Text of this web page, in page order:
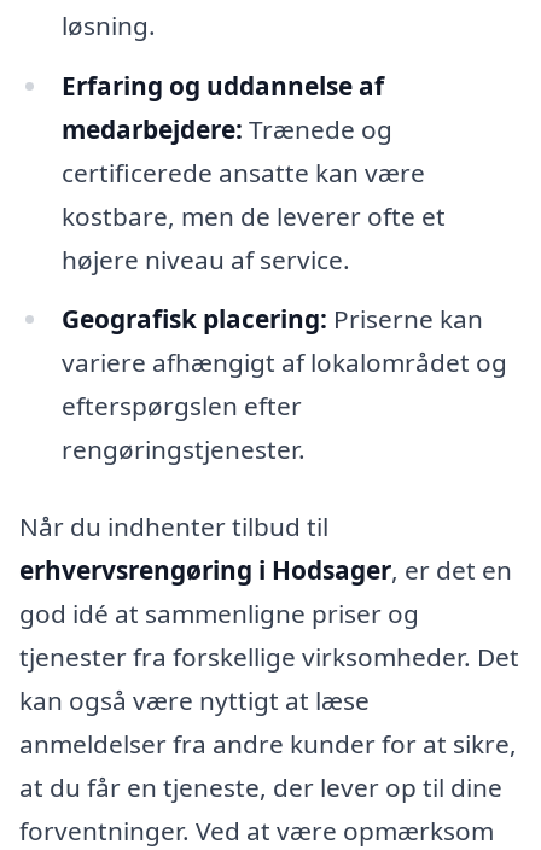
løsning.
Erfaring og uddannelse af
medarbejdere: Trænede og
certificerede ansatte kan være
kostbare, men de leverer ofte et
højere niveau af service.
Geografisk placering: Priserne kan
variere afhængigt af lokalområdet og
efterspørgslen efter
rengøringstjenester.
Når du indhenter tilbud til
erhvervsrengøring i Hodsager, er det en
god idé at sammenligne priser og
tjenester fra forskellige virksomheder. Det
kan også være nyttigt at læse
anmeldelser fra andre kunder for at sikre,
at du får en tjeneste, der lever op til dine
forventninger. Ved at være opmærksom